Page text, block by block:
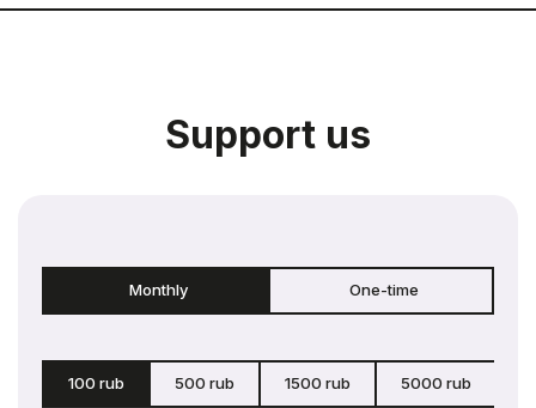
Support us
Monthly One-time
100 rub 500 rub 1500 rub 5000 rub